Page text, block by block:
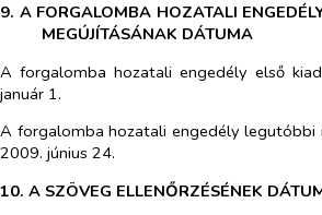
9. A FORGALOMBA HOZATALI
MEGÚJÍTÁSÁNAK DÁTUMA
A forgalomba hozatali engedély első
január 1.
A forgalomba hozatali engedély legutóbbi
2009. június 24.
10. A SZÖVEG ELLENŐRZÉSÉNEK